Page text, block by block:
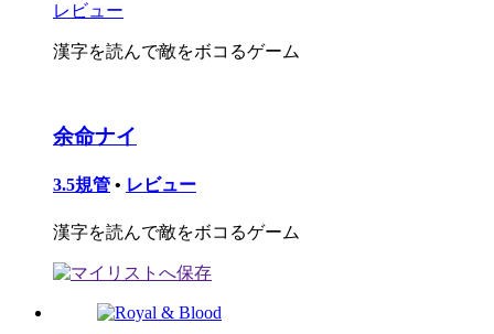
レビュー
漢字を読んで敵をボコるゲーム
余命ナイ
3.5規管 • レビュー
漢字を読んで敵をボコるゲーム